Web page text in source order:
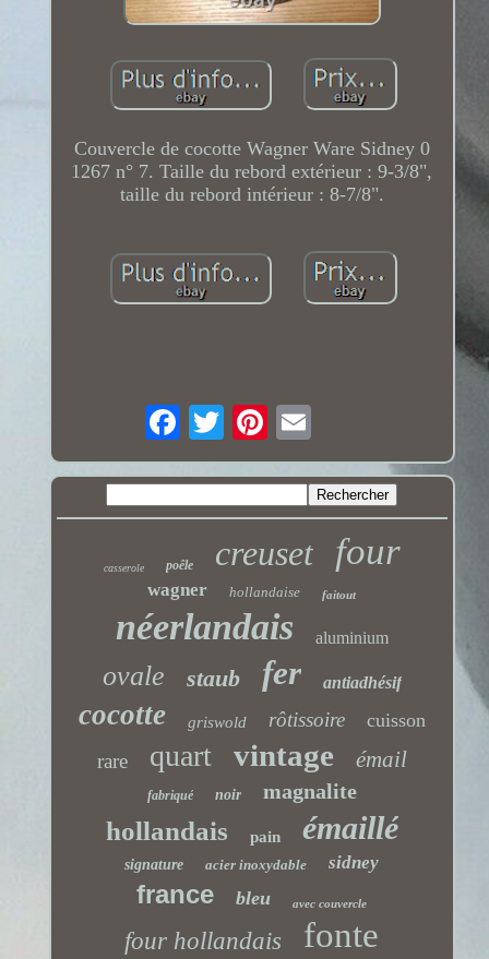
Couvercle de cocotte Wagner Ware Sidney 0
1267 n° 7. Taille du rebord extérieur : 9-3/8",
taille du rebord intérieur : 8-7/8".
casserole poêle creuset four
wagner hollandaise faitout
néerlandais aluminium
ovale staub fer antiadhésif
cocotte griswold rôtissoire cuisson
rare quart vintage émail
fabriqué noir magnalite
hollandais pain émaillé
signature acier inoxydable sidney
france bleu avec couvercle
four hollandais fonte